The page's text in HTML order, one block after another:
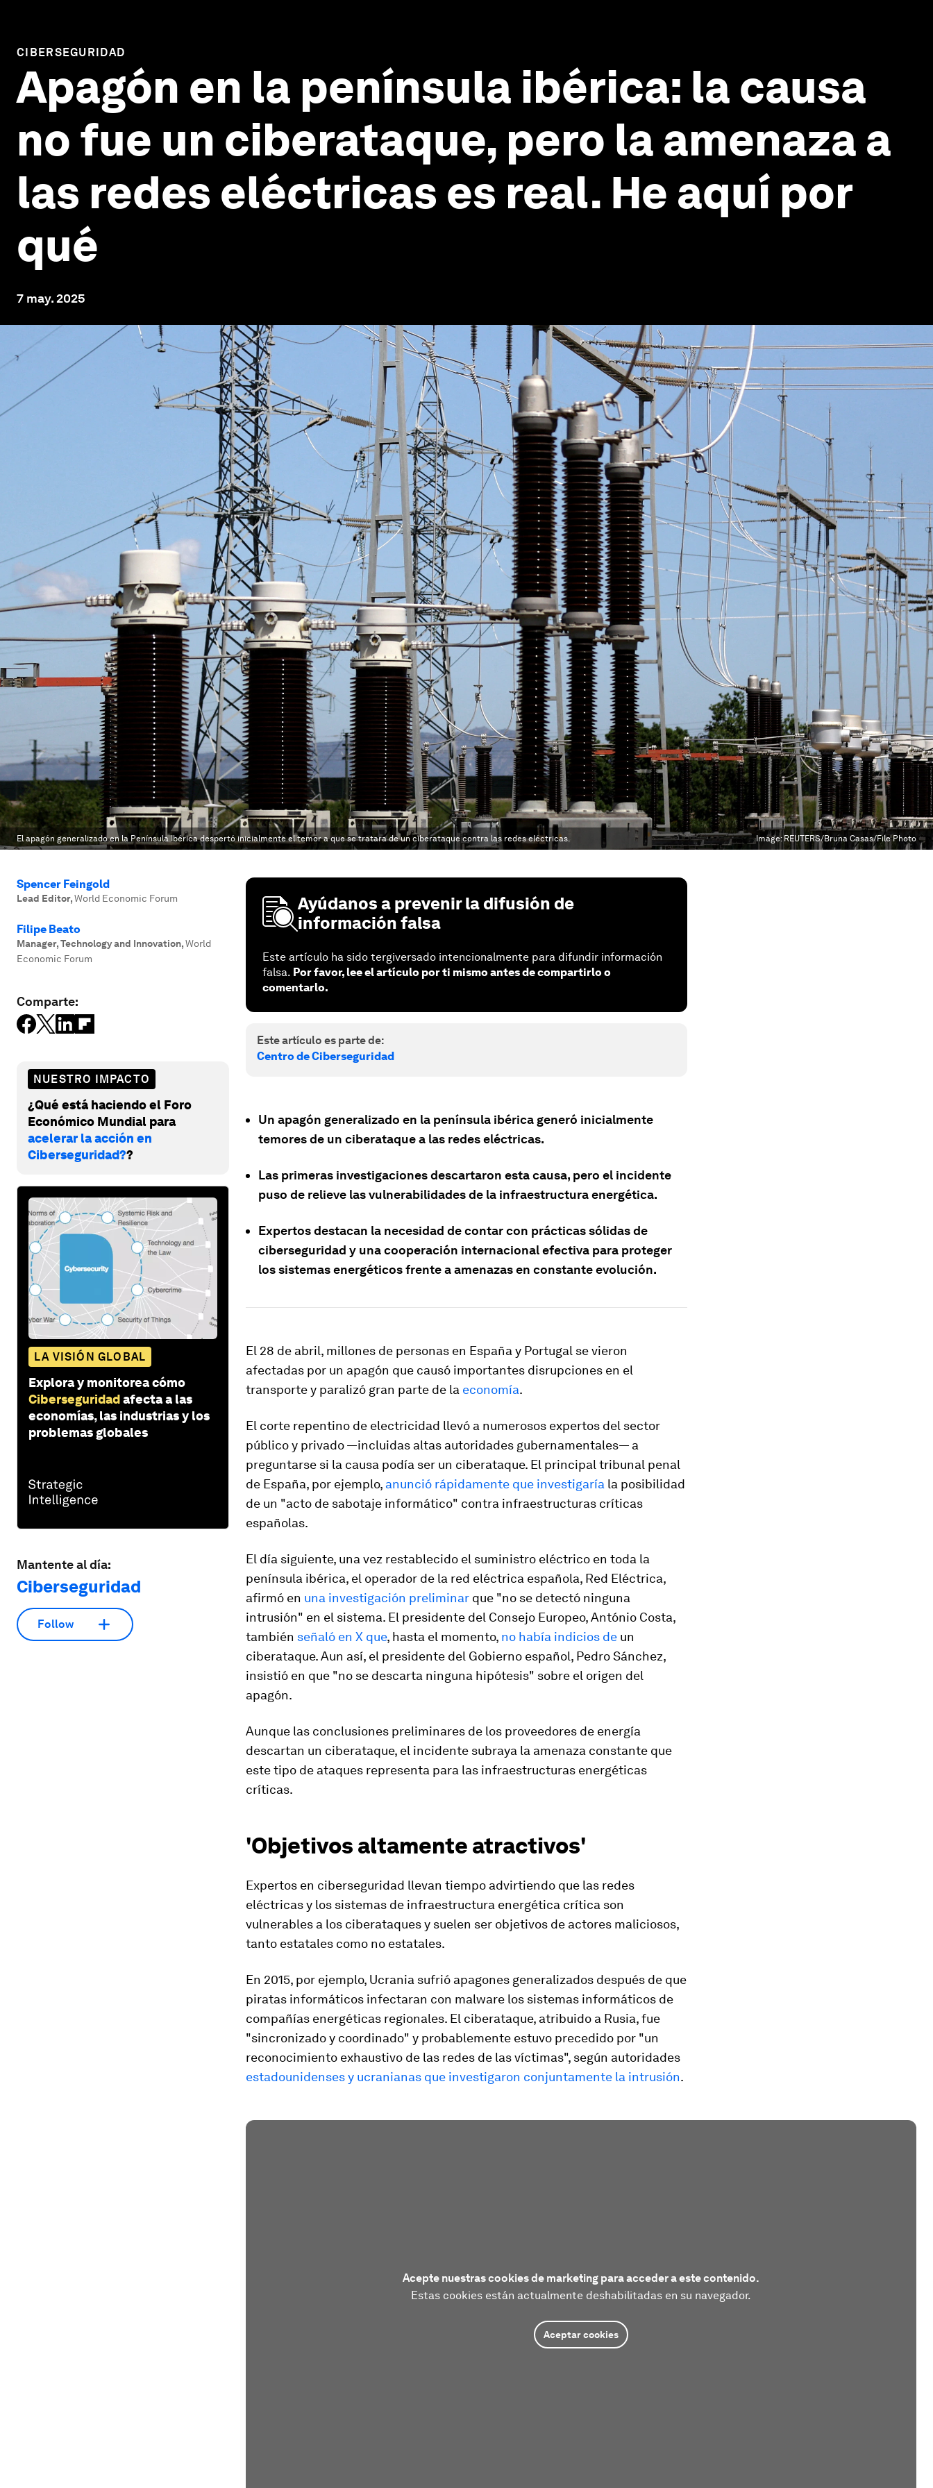
CIBERSEGURIDAD
Apagón en la península ibérica: la causa
no fue un ciberataque, pero la amenaza a
las redes eléctricas es real. He aquí por
qué
7 may. 2025
El apagón generalizado en la Península Ibérica despertó inicialmente el temor a que se tratara de un ciberataque contra las redes eléctricas. Image: REUTERS/Bruna Casas/File Photo
Spencer Feingold
Lead Editor,World Economic Forum
Filipe Beato
Manager, Technology and Innovation,World
Economic Forum
Comparte:
NUESTRO IMPACTO
¿Qué está haciendo el Foro
Económico Mundial para
acelerar la acción en
Ciberseguridad??
LA VISIÓN GLOBAL
Explora y monitorea cómo
Ciberseguridadafecta a las
economías, las industrias y los
problemas globales
Mantente al día:
Ciberseguridad
Follow
Ayúdanos a prevenir la difusión de
información falsa
Este artículo ha sido tergiversado intencionalmente para difundir información
falsa. Por favor, lee el artículo por ti mismo antes de compartirlo o
comentarlo.
Este artículo es parte de:
Centro de Ciberseguridad
Un apagón generalizado en la península ibérica generó inicialmente
temores de un ciberataque a las redes eléctricas.
Las primeras investigaciones descartaron esta causa, pero el incidente
puso de relieve las vulnerabilidades de la infraestructura energética.
Expertos destacan la necesidad de contar con prácticas sólidas de
ciberseguridad y una cooperación internacional efectiva para proteger
los sistemas energéticos frente a amenazas en constante evolución.
El 28 de abril, millones de personas en España y Portugal se vieron
afectadas por un apagón que causó importantes disrupciones en el
transporte y paralizó gran parte de la economía.
El corte repentino de electricidad llevó a numerosos expertos del sector
público y privado —incluidas altas autoridades gubernamentales— a
preguntarse si la causa podía ser un ciberataque. El principal tribunal penal
de España, por ejemplo, anunció rápidamente que investigaría la posibilidad
de un "acto de sabotaje informático" contra infraestructuras críticas
españolas.
El día siguiente, una vez restablecido el suministro eléctrico en toda la
península ibérica, el operador de la red eléctrica española, Red Eléctrica,
afirmó en una investigación preliminar que "no se detectó ninguna
intrusión" en el sistema. El presidente del Consejo Europeo, António Costa,
también señaló en X que, hasta el momento, no había indicios de un
ciberataque. Aun así, el presidente del Gobierno español, Pedro Sánchez,
insistió en que "no se descarta ninguna hipótesis" sobre el origen del
apagón.
Aunque las conclusiones preliminares de los proveedores de energía
descartan un ciberataque, el incidente subraya la amenaza constante que
este tipo de ataques representa para las infraestructuras energéticas
críticas.
'Objetivos altamente atractivos'
Expertos en ciberseguridad llevan tiempo advirtiendo que las redes
eléctricas y los sistemas de infraestructura energética crítica son
vulnerables a los ciberataques y suelen ser objetivos de actores maliciosos,
tanto estatales como no estatales.
En 2015, por ejemplo, Ucrania sufrió apagones generalizados después de que
piratas informáticos infectaran con malware los sistemas informáticos de
compañías energéticas regionales. El ciberataque, atribuido a Rusia, fue
"sincronizado y coordinado" y probablemente estuvo precedido por "un
reconocimiento exhaustivo de las redes de las víctimas", según autoridades
estadounidenses y ucranianas que investigaron conjuntamente la intrusión.
Acepte nuestras cookies de marketing para acceder a este contenido.
Estas cookies están actualmente deshabilitadas en su navegador.
Aceptar cookies